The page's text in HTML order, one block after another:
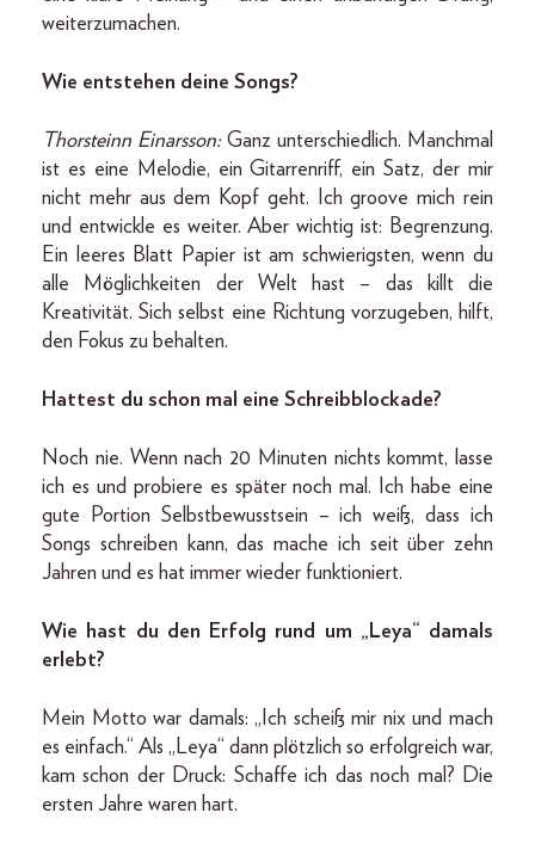
weiterzumachen.
Wie entstehen deine Songs?
Thorsteinn Einarsson: Ganz unterschiedlich. Manchmal
ist es eine Melodie, ein Gitarrenriff, ein Satz, der mir
nicht mehr aus dem Kopf geht. Ich groove mich rein
und entwickle es weiter. Aber wichtig ist: Begrenzung.
Ein leeres Blatt Papier ist am schwierigsten, wenn du
alle Möglichkeiten der Welt hast – das killt die
Kreativität. Sich selbst eine Richtung vorzugeben, hilft,
den Fokus zu behalten.
Hattest du schon mal eine Schreibblockade?
Noch nie. Wenn nach 20 Minuten nichts kommt, lasse
ich es und probiere es später noch mal. Ich habe eine
gute Portion Selbstbewusstsein – ich weiß, dass ich
Songs schreiben kann, das mache ich seit über zehn
Jahren und es hat immer wieder funktioniert.
Wie hast du den Erfolg rund um „Leya“ damals
erlebt?
Mein Motto war damals: „Ich scheiß mir nix und mach
es einfach.“ Als „Leya“ dann plötzlich so erfolgreich war,
kam schon der Druck: Schaffe ich das noch mal? Die
ersten Jahre waren hart.